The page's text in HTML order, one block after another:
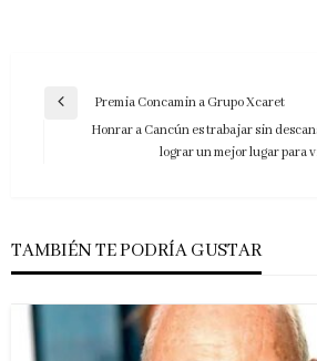
Navegación
Entrada
Premia Concamin a Grupo Xcaret
Honrar a Cancún es trabajar sin
lograr un mejor lugar para
TAMBIÉN TE PODRÍA GUSTAR